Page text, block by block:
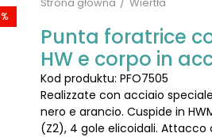
Punta foratrice
HW e corpo in
Kod produktu: PFO7505
Realizzate con acciaio
nero e arancio. Cuspide in
(Z2), 4 gole elicoidali. Attacco